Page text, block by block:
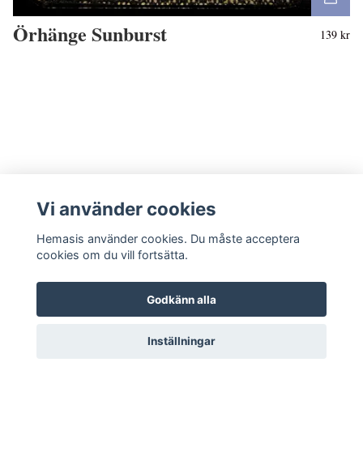
Örhänge Sunburst 139 kr
Kontakta oss
Vi använder cookies
Hemasis använder cookies. Du måste acceptera
cookies om du vill fortsätta.
Godkänn alla
Inställningar